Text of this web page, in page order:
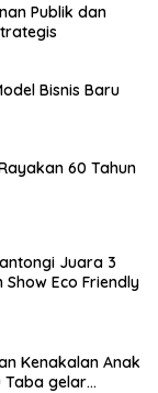
Publik dan
Bisnis Baru
60 Tahun
Juara 3
Eco Friendly
Kenakalan Anak
Taba gelar